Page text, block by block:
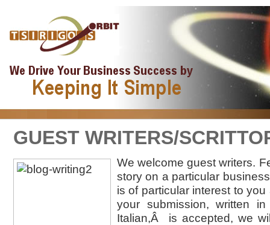
GUEST WRITERS/
We welcome guest writers.
story on a particular
is of particular interest to
your submission, written
Italian,Â is accepted, we